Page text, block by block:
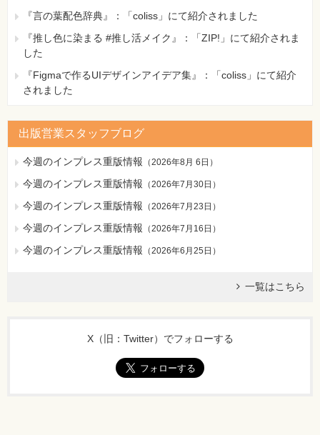
『言の葉配色辞典』：「coliss」にて紹介されました
『推し色に染まる #推し活メイク』：「ZIP!」にて紹介されま
した
『Figmaで作るUIデザインアイデア集』：「coliss」にて紹介
されました
出版営業スタッフブログ
今週のインプレス重版情報 （2026年8月 6日 ）
今週のインプレス重版情報 （2026年7月30日 ）
今週のインプレス重版情報 （2026年7月23日 ）
今週のインプレス重版情報 （2026年7月16日 ）
今週のインプレス重版情報 （2026年6月25日 ）
一覧はこちら
X（旧：Twitter）でフォローする